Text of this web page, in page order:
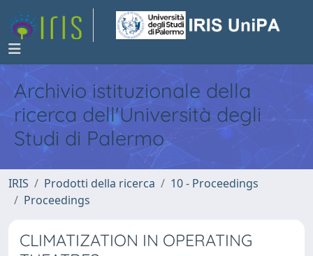
Archivio istituzionale della
ricerca dell'Università degli
Studi di Palermo
IRIS Prodotti della ricerca
10 - Proceedings
Proceedings
CLIMATIZATION IN OPERATING